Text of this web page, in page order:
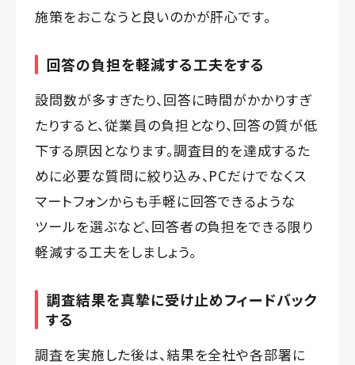
施策をおこなうと良いのかが肝心です。
回答の負担を軽減する工夫をする
設問数が多すぎたり、回答に時間がかかりすぎ
たりすると、従業員の負担となり、回答の質が低
下する原因となります。調査目的を達成するた
めに必要な質問に絞り込み、PCだけでなくス
マートフォンからも手軽に回答できるような
ツールを選ぶなど、回答者の負担をできる限り
軽減する工夫をしましょう。
調査結果を真摯に受け止めフィードバック
する
調査を実施した後は、結果を全社や各部署に